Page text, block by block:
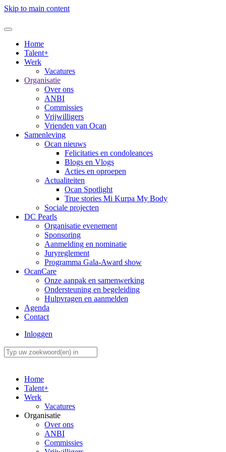
Skip to main content
Home
Talent+
Werk
Vacatures
Organisatie
Over ons
ANBI
Commissies
Vrijwilligers
Vrienden van Ocan
Samenleving
Ocan nieuws
Felicitaties en condoleances
Blogs en Vlogs
Acties en oproepen
Actualiteiten
Ocan Spotlight
True stories Mi Kurpa My Body
Sociale projecten
DC Pearls
Organisatie evenement
Sponsoring
Aanmelding en nominatie
Juryreglement
Programma Gala-Award show
OcanCare
Onze aanpak en samenwerking
Ondersteuning en begeleiding
Hulpvragen en aanmelden
Agenda
Contact
Inloggen
Home
Talent+
Werk
Vacatures
Organisatie
Over ons
ANBI
Commissies